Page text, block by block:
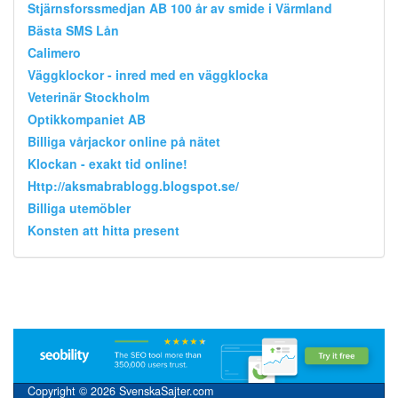
Stjärnsforssmedjan AB 100 år av smide i Värmland
Bästa SMS Lån
Calimero
Väggklockor - inred med en väggklocka
Veterinär Stockholm
Optikkompaniet AB
Billiga vårjackor online på nätet
Klockan - exakt tid online!
Http://aksmabrablogg.blogspot.se/
Billiga utemöbler
Konsten att hitta present
Copyright © 2026 SvenskaSajter.com